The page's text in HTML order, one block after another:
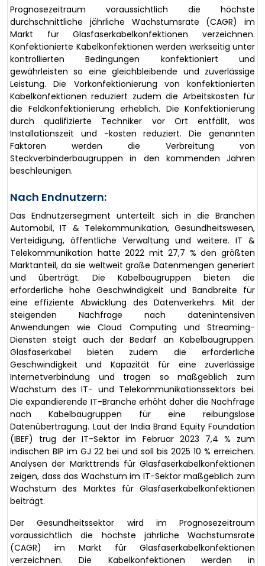
Prognosezeitraum voraussichtlich die höchste
durchschnittliche jährliche Wachstumsrate (CAGR) im
Markt für Glasfaserkabelkonfektionen verzeichnen.
Konfektionierte Kabelkonfektionen werden werkseitig unter
kontrollierten Bedingungen konfektioniert und
gewährleisten so eine gleichbleibende und zuverlässige
Leistung. Die Vorkonfektionierung von konfektionierten
Kabelkonfektionen reduziert zudem die Arbeitskosten für
die Feldkonfektionierung erheblich. Die Konfektionierung
durch qualifizierte Techniker vor Ort entfällt, was
Installationszeit und -kosten reduziert. Die genannten
Faktoren werden die Verbreitung von
Steckverbinderbaugruppen in den kommenden Jahren
beschleunigen.
Nach Endnutzern:
Das Endnutzersegment unterteilt sich in die Branchen
Automobil, IT & Telekommunikation, Gesundheitswesen,
Verteidigung, öffentliche Verwaltung und weitere. IT &
Telekommunikation hatte 2022 mit 27,7 % den größten
Marktanteil, da sie weltweit große Datenmengen generiert
und überträgt. Die Kabelbaugruppen bieten die
erforderliche hohe Geschwindigkeit und Bandbreite für
eine effiziente Abwicklung des Datenverkehrs. Mit der
steigenden Nachfrage nach datenintensiven
Anwendungen wie Cloud Computing und Streaming-
Diensten steigt auch der Bedarf an Kabelbaugruppen.
Glasfaserkabel bieten zudem die erforderliche
Geschwindigkeit und Kapazität für eine zuverlässige
Internetverbindung und tragen so maßgeblich zum
Wachstum des IT- und Telekommunikationssektors bei.
Die expandierende IT-Branche erhöht daher die Nachfrage
nach Kabelbaugruppen für eine reibungslose
Datenübertragung. Laut der India Brand Equity Foundation
(IBEF) trug der IT-Sektor im Februar 2023 7,4 % zum
indischen BIP im GJ 22 bei und soll bis 2025 10 % erreichen.
Analysen der Markttrends für Glasfaserkabelkonfektionen
zeigen, dass das Wachstum im IT-Sektor maßgeblich zum
Wachstum des Marktes für Glasfaserkabelkonfektionen
beiträgt.
Der Gesundheitssektor wird im Prognosezeitraum
voraussichtlich die höchste jährliche Wachstumsrate
(CAGR) im Markt für Glasfaserkabelkonfektionen
verzeichnen. Die Kabelkonfektionen werden in